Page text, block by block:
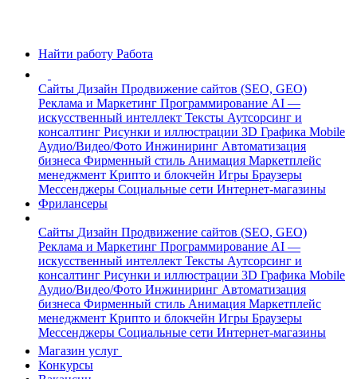
Найти работу Работа
Сайты Дизайн Продвижение сайтов (SEO, GEO)
Реклама и Маркетинг Программирование AI —
искусственный интеллект Тексты Аутсорсинг и
консалтинг Рисунки и иллюстрации 3D Графика Mobile
Аудио/Видео/Фото Инжиниринг Автоматизация
бизнеса Фирменный стиль Анимация Маркетплейс
менеджмент Крипто и блокчейн Игры Браузеры
Мессенджеры Социальные сети Интернет-магазины
Фрилансеры
Сайты Дизайн Продвижение сайтов (SEO, GEO)
Реклама и Маркетинг Программирование AI —
искусственный интеллект Тексты Аутсорсинг и
консалтинг Рисунки и иллюстрации 3D Графика Mobile
Аудио/Видео/Фото Инжиниринг Автоматизация
бизнеса Фирменный стиль Анимация Маркетплейс
менеджмент Крипто и блокчейн Игры Браузеры
Мессенджеры Социальные сети Интернет-магазины
Магазин услуг
Конкурсы